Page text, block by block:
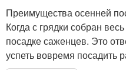
Преимущества осенней
Когда с грядки собран
посадке саженцев. Это
успеть вовремя посадить